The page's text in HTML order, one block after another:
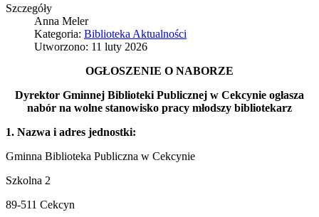
Szczegóły
Anna Meler
Kategoria: Biblioteka Aktualności
Utworzono: 11 luty 2026
OGŁOSZENIE O NABORZE
Dyrektor Gminnej Biblioteki Publicznej w Cekcynie ogłasza
nabór na wolne stanowisko pracy młodszy bibliotekarz
1. Nazwa i adres jednostki:
Gminna Biblioteka Publiczna w Cekcynie
Szkolna 2
89-511 Cekcyn